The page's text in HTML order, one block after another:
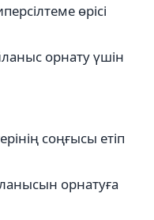
өрісі
орнату үшін
соңғысы етіп
орнатуға